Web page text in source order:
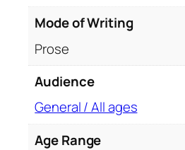
Mode of Writing
Prose
Audience
General / All ages
Age Range